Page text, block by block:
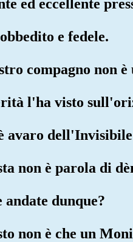
ed eccellente
e fedele.
compagno non
l'ha visto
avaro
non è parola di
andate dunque?
non è che un